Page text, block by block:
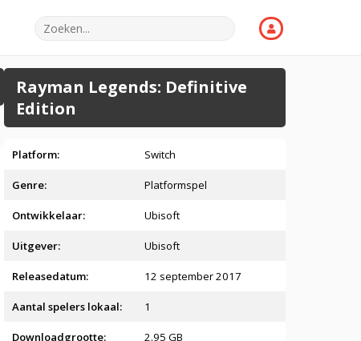
Rayman Legends: Definitive
Edition
Platform: Switch
Genre: Platformspel
Ontwikkelaar: Ubisoft
Uitgever: Ubisoft
Releasedatum: 12 september 2017
Aantal spelers lokaal: 1
Downloadgrootte: 2.95 GB